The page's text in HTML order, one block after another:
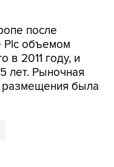
после
Plc объемом
в 2011 году, и
лет. Рыночная
размещения была